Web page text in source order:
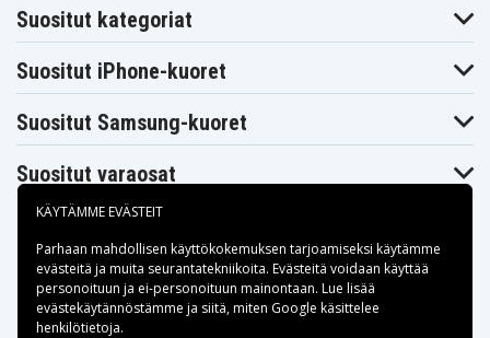
Suositut kategoriat
Suositut iPhone-kuoret
Suositut Samsung-kuoret
Suositut varaosat
Maksuvaihtoehdot
KÄYTÄMME EVÄSTEIT
Parhaan mahdollisen käyttökokemuksen tarjoamiseksi käytämme
evästeitä ja muita seurantatekniikoita. Evästeitä voidaan käyttää
personoituun ja ei-personoituun mainontaan. Lue lisää
evästekäytännöstämme ja siitä, miten Google käsittelee
henkilötietoja.